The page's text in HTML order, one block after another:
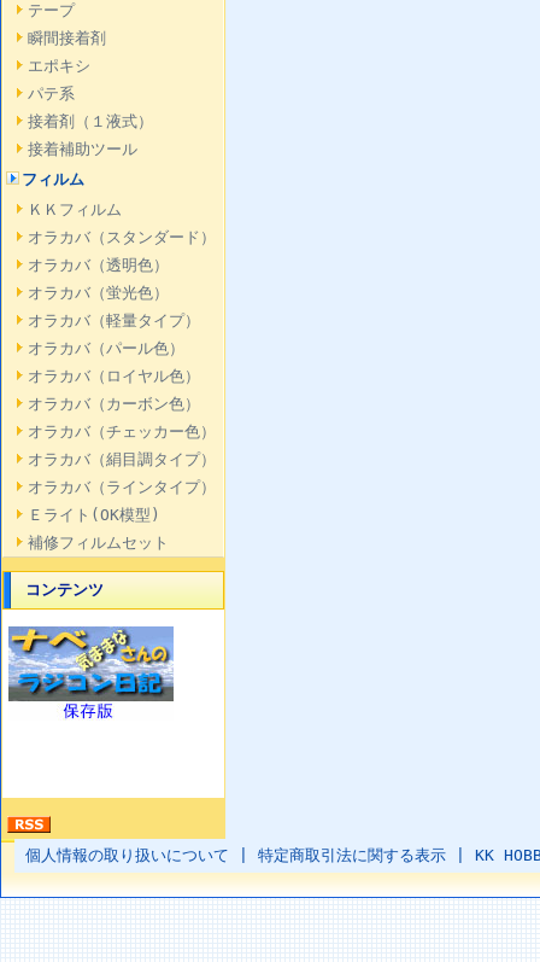
テープ
瞬間接着剤
エポキシ
パテ系
接着剤（１液式）
接着補助ツール
フィルム
ＫＫフィルム
オラカバ（スタンダード）
オラカバ（透明色）
オラカバ（蛍光色）
オラカバ（軽量タイプ）
オラカバ（パール色）
オラカバ（ロイヤル色）
オラカバ（カーボン色）
オラカバ（チェッカー色）
オラカバ（絹目調タイプ）
オラカバ（ラインタイプ）
Ｅライト(OK模型)
補修フィルムセット
コンテンツ
個人情報の取り扱いについて 特定商取引法に関する表示 KK